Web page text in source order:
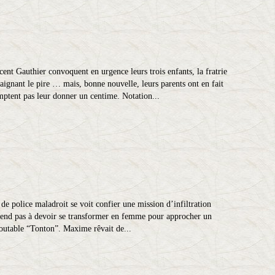
Gauthier convoquent en urgence leurs trois enfants, la fratrie
le pire … mais, bonne nouvelle, leurs parents ont en fait
pas leur donner un centime. Notation...
police maladroit se voit confier une mission d’infiltration
pas à devoir se transformer en femme pour approcher un
“Tonton”. Maxime rêvait de...